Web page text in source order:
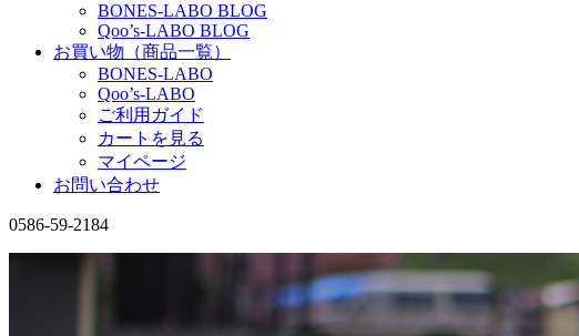
BONES-LABO BLOG
Qoo’s-LABO BLOG
お買い物（商品一覧）
BONES-LABO
Qoo’s-LABO
ご利用ガイド
カートを見る
マイページ
お問い合わせ
0586-59-2184